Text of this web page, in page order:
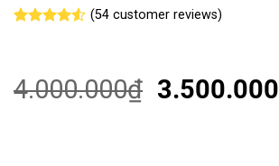
based on
customer
(54customer reviews)
4.000.000₫ 3.500.000